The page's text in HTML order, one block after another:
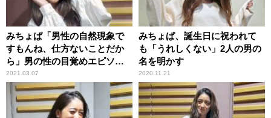
みちょぱ「男性の自然現象で
すもんね、仕方ないことだか
ら」男の性の目覚めエピソー
ドに理解
2021.03.07
みちょぱ、誕生日に祝われて
も「うれしくない」2人の男の
名を明かす
2020.11.21